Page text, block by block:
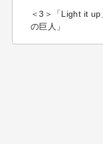
＜3＞「Light it
の巨人」